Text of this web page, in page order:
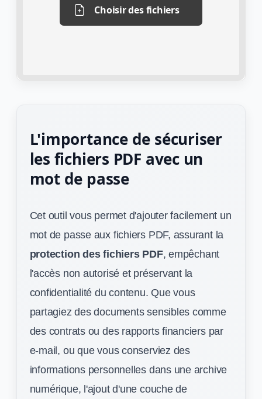
Choisir des fichiers
L'importance de sécuriser
les fichiers PDF avec un
mot de passe
Cet outil vous permet d'ajouter facilement un
mot de passe aux fichiers PDF, assurant la
protection des fichiers PDF, empêchant
l'accès non autorisé et préservant la
confidentialité du contenu. Que vous
partagiez des documents sensibles comme
des contrats ou des rapports financiers par
e-mail, ou que vous conserviez des
informations personnelles dans une archive
numérique, l'ajout d'une couche de